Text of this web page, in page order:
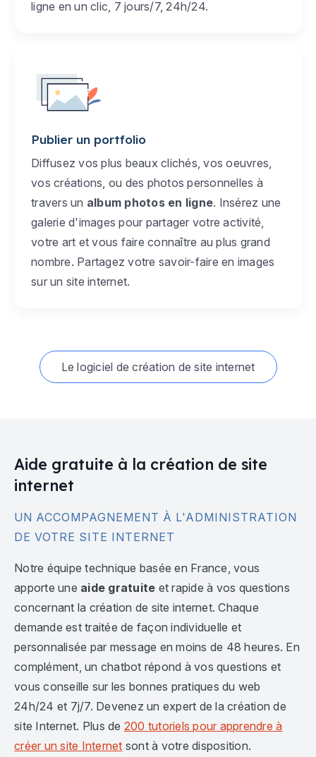
ligne en un clic, 7 jours/7, 24h/24.
Publier un portfolio
Diffusez vos plus beaux clichés, vos oeuvres,
vos créations, ou des photos personnelles à
travers un album photos en ligne. Insérez une
galerie d'images pour partager votre activité,
votre art et vous faire connaître au plus grand
nombre. Partagez votre savoir-faire en images
sur un site internet.
Le logiciel de création de site internet
Aide gratuite à la création de site
internet
UN ACCOMPAGNEMENT À L'ADMINISTRATION
DE VOTRE SITE INTERNET
Notre équipe technique basée en France, vous
apporte une aide gratuite et rapide à vos questions
concernant la création de site internet. Chaque
demande est traitée de façon individuelle et
personnalisée par message en moins de 48 heures. En
complément, un chatbot répond à vos questions et
vous conseille sur les bonnes pratiques du web
24h/24 et 7j/7. Devenez un expert de la création de
site Internet. Plus de 200 tutoriels pour apprendre à
créer un site Internet sont à votre disposition.